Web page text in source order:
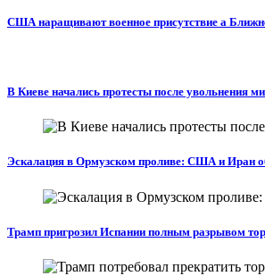
США наращивают военное присутствие а
В Киеве начались протесты после увольнения
Эскалация в Ормузском проливе: США и Иран
Трамп пригрозил Испании полным разрывом